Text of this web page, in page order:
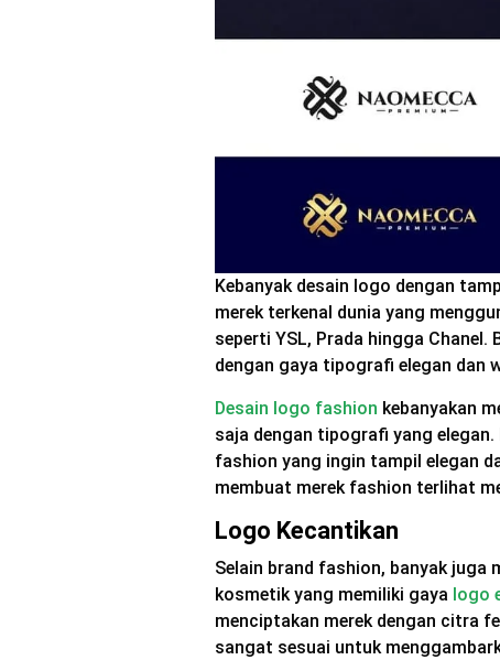
Kebanyak desain logo dengan
merek terkenal dunia yang
seperti YSL, Prada hingga
dengan gaya tipografi elegan dan
Desain logo fashion kebanyakan
saja dengan tipografi yang
fashion yang ingin tampil elegan
membuat merek fashion terlihat
Logo Kecantikan
Selain brand fashion, banyak juga
kosmetik yang memiliki gaya logo
menciptakan merek dengan citra
sangat sesuai untuk